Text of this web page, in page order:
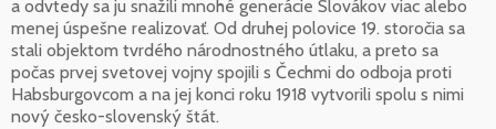
a odvtedy sa ju snažili mnohé generácie Slovákov viac alebo
menej úspešne realizovať. Od druhej polovice 19. storočia sa
stali objektom tvrdého národnostného útlaku, a preto sa
počas prvej svetovej vojny spojili s Čechmi do odboja proti
Habsburgovcom a na jej konci roku 1918 vytvorili spolu s nimi
nový česko-slovenský štát.